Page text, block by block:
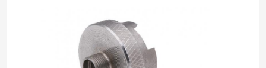
Teile von Haushaltsgeräten Spritzguss
Medizinisches Spritzen